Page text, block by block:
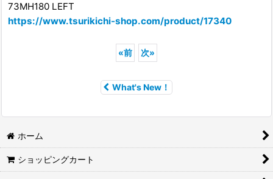
73MH180 LEFT
https://www.tsurikichi-shop.com/product/17340
«前 次»
What's New！
ホーム
ショッピングカート